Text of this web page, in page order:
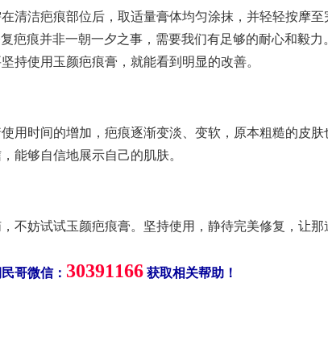
清洁疤痕部位后，取适量膏体均匀涂抹，并轻轻按摩
疤痕并非一朝一夕之事，需要我们有足够的耐心和毅
持使用玉颜疤痕膏，就能看到明显的改善。
用时间的增加，疤痕逐渐变淡、变软，原本粗糙的皮
能够自信地展示自己的肌肤。
不妨试试玉颜疤痕膏。坚持使用，静待完美修复，让
哥微信： 30391166 获取相关帮助！